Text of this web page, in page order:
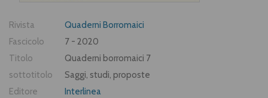
Rivista
Quaderni Borromaici
Fascicolo
7 - 2020
Titolo
Quaderni borromaici 7
sottotitolo
Saggi, studi, proposte
Editore
Interlinea